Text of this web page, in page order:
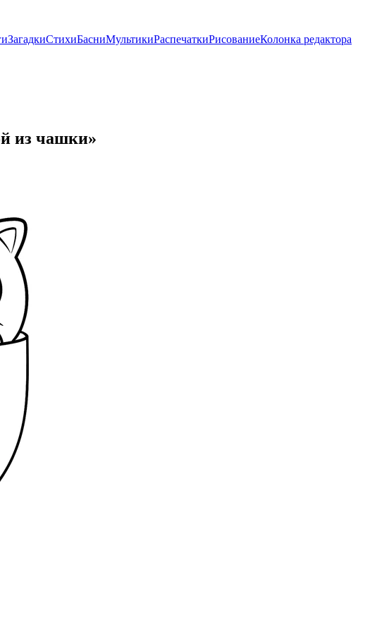
ЗагадкиСтихиБасниМультикиРаспечаткиРисованиеКолонка редактора
из чашки»